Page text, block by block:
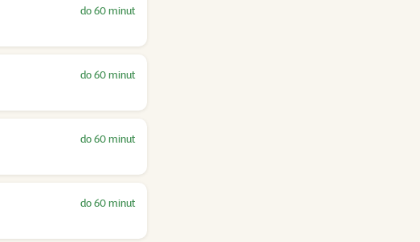
do 60 minut
do 60 minut
do 60 minut
do 60 minut